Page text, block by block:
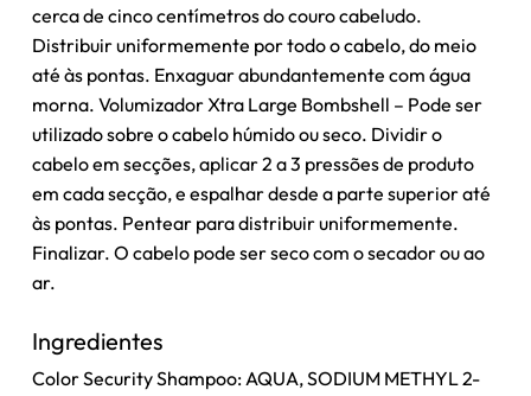
cerca de cinco centímetros do couro cabeludo.
Distribuir uniformemente por todo o cabelo, do meio
até às pontas. Enxaguar abundantemente com água
morna. Volumizador Xtra Large Bombshell – Pode ser
utilizado sobre o cabelo húmido ou seco. Dividir o
cabelo em secções, aplicar 2 a 3 pressões de produto
em cada secção, e espalhar desde a parte superior até
às pontas. Pentear para distribuir uniformemente.
Finalizar. O cabelo pode ser seco com o secador ou ao
ar.
Ingredientes
Color Security Shampoo: AQUA, SODIUM METHYL 2-